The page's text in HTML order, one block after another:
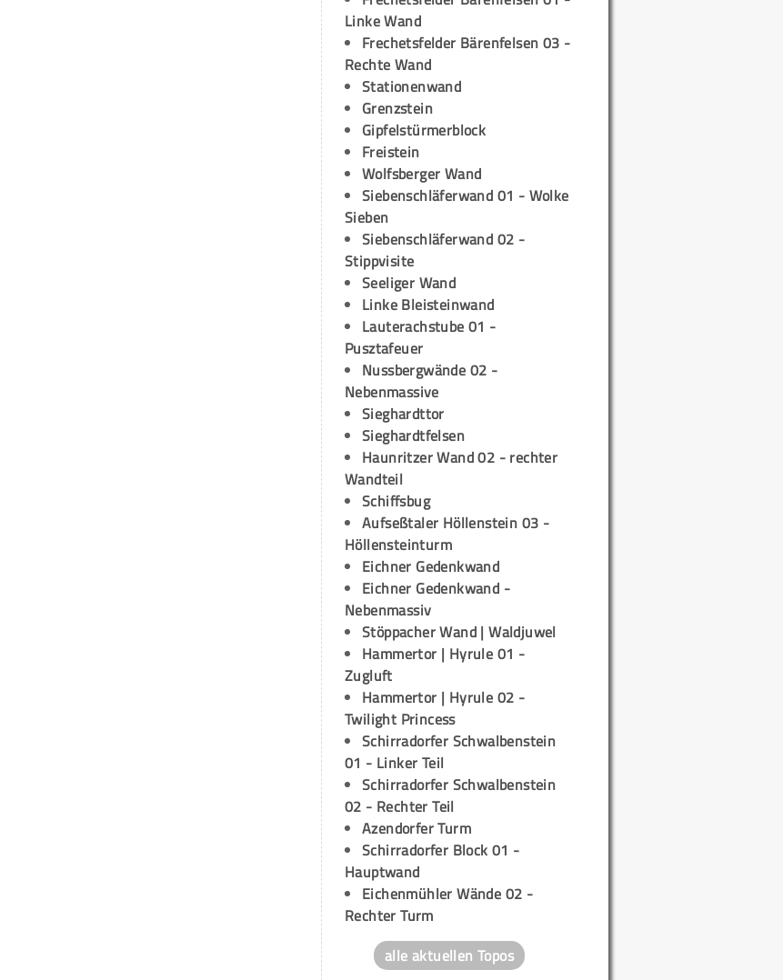
Linke Wand
Frechetsfelder Bärenfelsen 03 -
Rechte Wand
Stationenwand
Grenzstein
Gipfelstürmerblock
Freistein
Wolfsberger Wand
Siebenschläferwand 01 - Wolke
Sieben
Siebenschläferwand 02 -
Stippvisite
Seeliger Wand
Linke Bleisteinwand
Lauterachstube 01 -
Pusztafeuer
Nussbergwände 02 -
Nebenmassive
Sieghardttor
Sieghardtfelsen
Haunritzer Wand 02 - rechter
Wandteil
Schiffsbug
Aufseßtaler Höllenstein 03 -
Höllensteinturm
Eichner Gedenkwand
Eichner Gedenkwand -
Nebenmassiv
Stöppacher Wand | Waldjuwel
Hammertor | Hyrule 01 -
Zugluft
Hammertor | Hyrule 02 -
Twilight Princess
Schirradorfer Schwalbenstein
01 - Linker Teil
Schirradorfer Schwalbenstein
02 - Rechter Teil
Azendorfer Turm
Schirradorfer Block 01 -
Hauptwand
Eichenmühler Wände 02 -
Rechter Turm
alle aktuellen Topos